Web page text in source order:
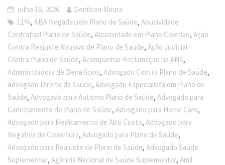
julho 16, 2026
Denilson Moura
11%,ABA Negada pelo Plano de Saúde,Abusividade
Contratual Plano de Saúde,Abusividade em Plano Coletivo,Ação
Contra Reajuste Abusivo de Plano de Saúde,Ação Judicial
Contra Plano de Saúde,Acompanhar Reclamação na ANS,
Administradora de Benefícios,Advogado Contra Plano de Saúde,
Advogado Direito da Saúde,Advogado Especialista em Plano de
Saúde,Advogado para Autismo Plano de Saúde,Advogado para
Cancelamento de Plano de Saúde,Advogado para Home Care,
Advogado para Medicamento de Alto Custo,Advogado para
Negativa de Cobertura,Advogado para Plano de Saúde,
Advogado para Reajuste de Plano de Saúde,Advogado Saúde
Suplementar,Agência Nacional de Saúde Suplementar,Amil